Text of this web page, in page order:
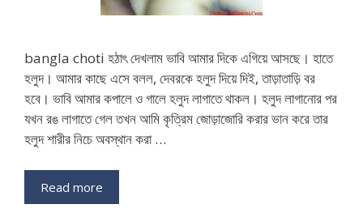
bangla choti হঠাৎ দেখলাম ভাবি আমার দিকে এগিয়ে আসছে। হাতে
হলুদ। আমার কাছে এসে বলল, দেবরকে হলুদ দিয়ে দিই, তাড়াতাড়ি বর
হবে। ভাবি আমার কপালে ও গালে হলুদ লাগাতে থাকল। হলুদ লাগানোর পর
যখন রঙ লাগাতে গেল তখন আমি কৃত্রিম জোড়াজোরি করার ভান করে তার
হলুদ শারীর নিচে অবস্থান করা …
Read more